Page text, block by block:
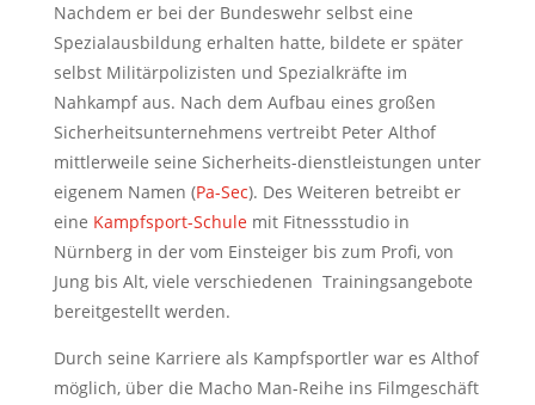
Nachdem er bei der Bundeswehr selbst eine
Spezialausbildung erhalten hatte, bildete er später
selbst Militärpolizisten und Spezialkräfte im
Nahkampf aus. Nach dem Aufbau eines großen
Sicherheitsunternehmens vertreibt Peter Althof
mittlerweile seine Sicherheits-dienstleistungen unter
eigenem Namen (Pa-Sec). Des Weiteren betreibt er
eine Kampfsport-Schulemit Fitnessstudio in
Nürnberg in der vom Einsteiger bis zum Profi, von
Jung bis Alt, viele verschiedenen Trainingsangebote
bereitgestellt werden.
Durch seine Karriere als Kampfsportler war es Althof
möglich, über die Macho Man-Reihe ins Filmgeschäft